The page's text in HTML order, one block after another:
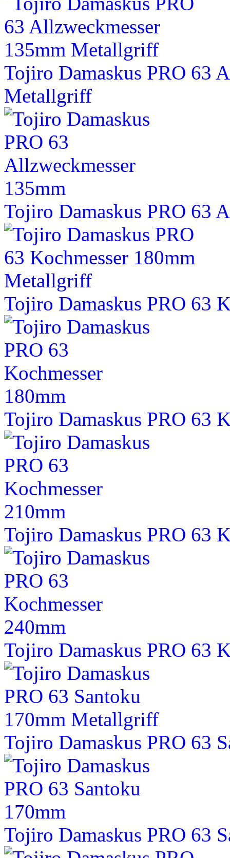
Tojiro Damaskus PRO 63
Metallgriff
Tojiro Damaskus PRO 63
Tojiro Damaskus PRO 63
Tojiro Damaskus PRO 63
Tojiro Damaskus PRO 63
Tojiro Damaskus PRO 63
Tojiro Damaskus PRO 63
Tojiro Damaskus PRO 63